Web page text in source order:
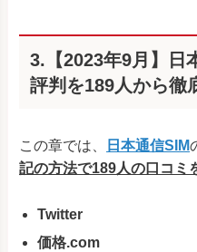
3.【2023年9月】日
評判を189人から徹
この章では、 日本通信SIM
記の方法で189人の口コミ
Twitter
価格.com